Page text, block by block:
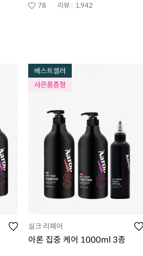
78 리뷰 : 1,942
실크 리페어
아론 집중 케어 1000ml 3종